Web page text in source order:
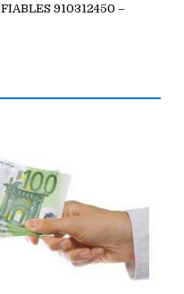
910312450 –